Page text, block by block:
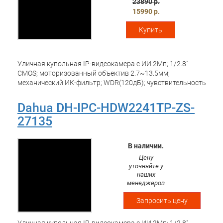
Уличная купольная IP-видеокамера с ИИ 2Мп; 1/2.8"
CMOS; моторизованный объектив 2.7~13.5мм;
механический ИК-фильтр; WDR(120дБ); чувствительность
MJPEG; 2 потока до 2Мп@25к/с; SMD Plus
(интеллектуальный детектор движения), охрана
периметра, пересечение линии, контроль зоны; ИК-
подсветка до 40м; встроенный микрофон; MicroSD до
256Гбайт; защита: IP67; питание: 12В(DC), PoE; корпус:
15990 р.
Купить
Dahua DH-IPC-HDW2241TP-ZS-
27135
В наличии.
Цену
уточняйте у
наших
менеджеров
Запросить цену